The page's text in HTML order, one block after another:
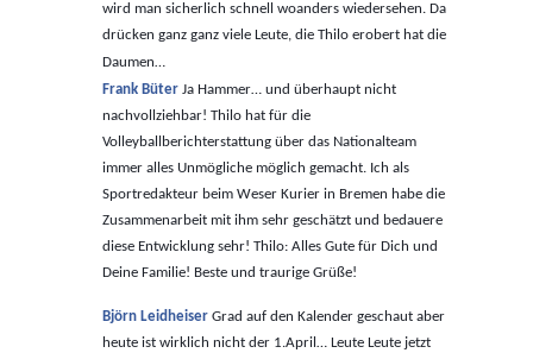
wird man sicherlich schnell woanders wiedersehen. Da
drücken ganz ganz viele Leute, die Thilo erobert hat die
Daumen…
Frank Büter Ja Hammer… und überhaupt nicht
nachvollziehbar! Thilo hat für die
Volleyballberichterstattung über das Nationalteam
immer alles Unmögliche möglich gemacht. Ich als
Sportredakteur beim Weser Kurier in Bremen habe die
Zusammenarbeit mit ihm sehr geschätzt und bedauere
diese Entwicklung sehr! Thilo: Alles Gute für Dich und
Deine Familie! Beste und traurige Grüße!
Björn Leidheiser Grad auf den Kalender geschaut aber
heute ist wirklich nicht der 1.April… Leute Leute jetzt